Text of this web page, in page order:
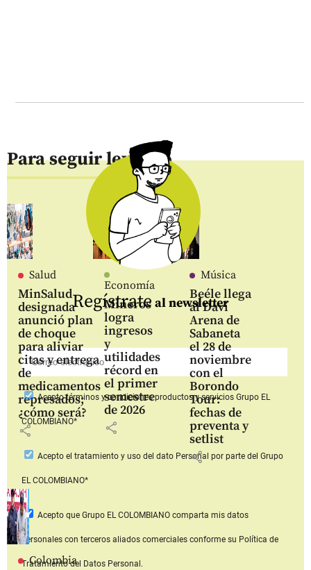
Para seguir leyendo
Salud
MinSalud
designada
anunció plan
de choque
para aliviar
citas y entrega
de
medicamentos
represados;
¿cómo será?
share
Economía
Mineros
logra
ingresos
y
utilidades
récord en
el primer
semestre
de 2026
share
Música
Beéle llega
al Davi
Arena de
Sabaneta
el 28 de
noviembre
con el
Borondo
Tour:
fechas de
preventa y
setlist
share
Colombia
Regístrate al newsletter
Aceptotérminos y condiciones productos y serviciosGrupo EL
COLOMBIANO*
Acepto el tratamiento y uso del dato Personal por parte del Grupo
EL COLOMBIANO*
Acepto que Grupo EL COLOMBIANOcomparta mis datos
personales con terceros aliados comerciales conforme su Política de
Tratamiento del Datos Personal.